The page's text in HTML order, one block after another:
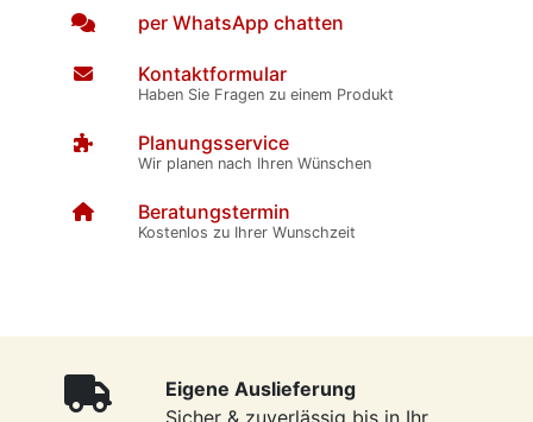
per WhatsApp chatten
Kontaktformular
Haben Sie Fragen zu einem Produkt
Planungsservice
Wir planen nach Ihren Wünschen
Beratungstermin
Kostenlos zu Ihrer Wunschzeit
Eigene Auslieferung